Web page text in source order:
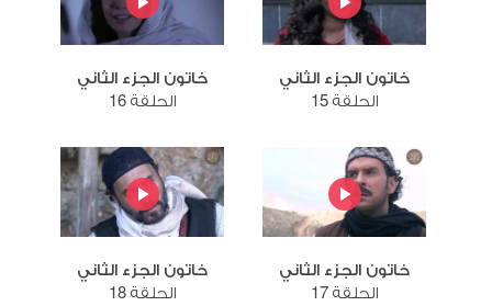
خاتون الجزء الثاني
الحلقة 15
خاتون الجزء الثاني
الحلقة 16
خاتون الجزء الثاني
الحلقة 17
خاتون الجزء الثاني
الحلقة 18